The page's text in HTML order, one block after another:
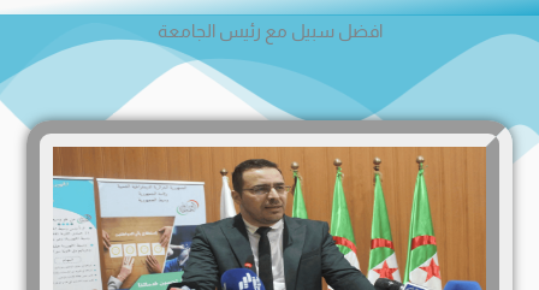
افضل سبيل مع رئيس الجامعة